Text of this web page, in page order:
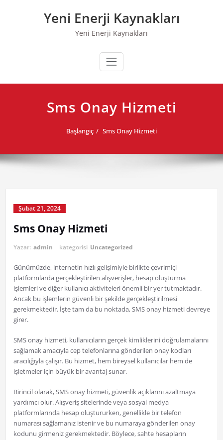
Yeni Enerji Kaynakları
Yeni Enerji Kaynakları
Sms Onay Hizmeti
Başlangıç Sms Onay Hizmeti
Şubat 21, 2024
Sms Onay Hizmeti
Yazar: admin kategorisi Uncategorized
Günümüzde, internetin hızlı gelişimiyle birlikte çevrimiçi
platformlarda gerçekleştirilen alışverişler, hesap oluşturma
işlemleri ve diğer kullanıcı aktiviteleri önemli bir yer tutmaktadır.
Ancak bu işlemlerin güvenli bir şekilde gerçekleştirilmesi
gerekmektedir. İşte tam da bu noktada, SMS onay hizmeti devreye
girer.
SMS onay hizmeti, kullanıcıların gerçek kimliklerini doğrulamalarını
sağlamak amacıyla cep telefonlarına gönderilen onay kodları
aracılığıyla çalışır. Bu hizmet, hem bireysel kullanıcılar hem de
işletmeler için büyük bir avantaj sunar.
Birincil olarak, SMS onay hizmeti, güvenlik açıklarını azaltmaya
yardımcı olur. Alışveriş sitelerinde veya sosyal medya
platformlarında hesap oluştururken, genellikle bir telefon
numarası sağlamanız istenir ve bu numaraya gönderilen onay
kodunu girmeniz gerekmektedir. Böylece, sahte hesapların